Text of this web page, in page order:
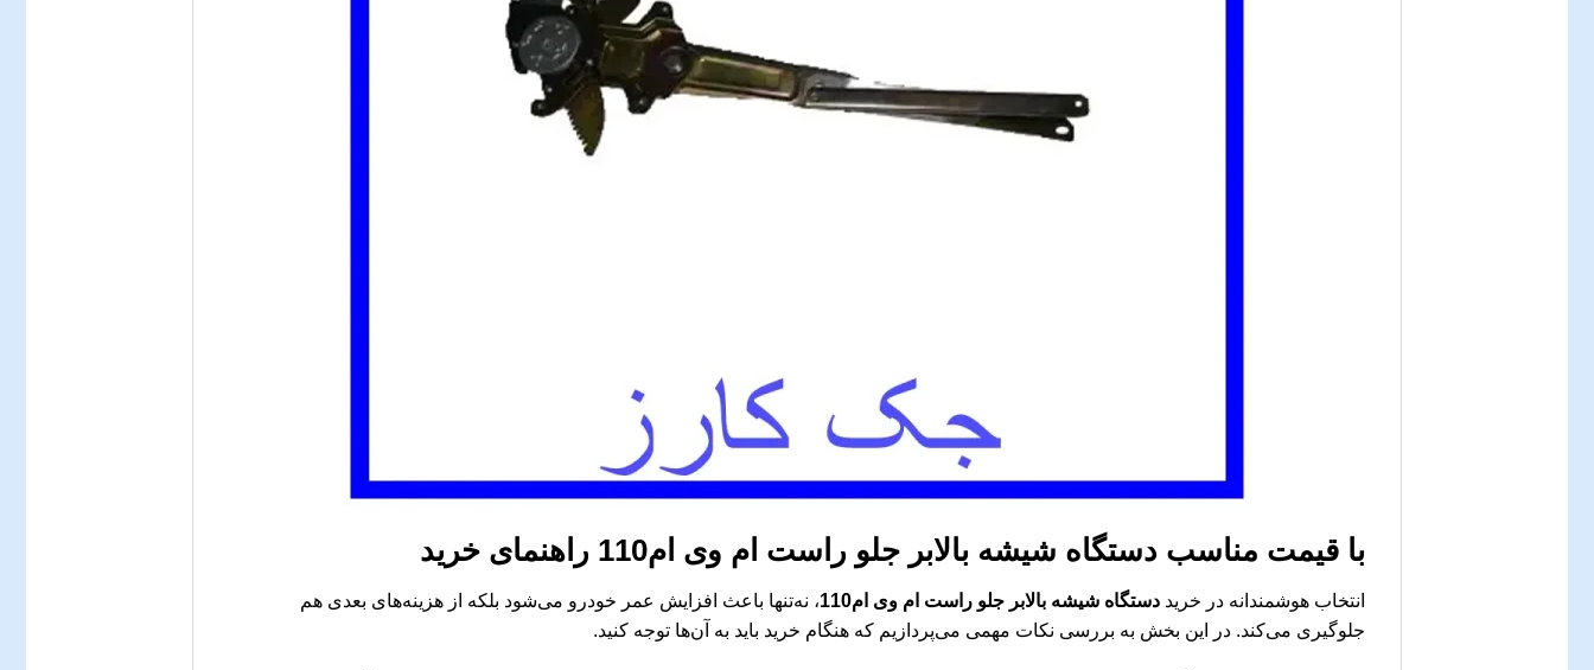
با قیمت مناسب دستگاه شیشه بالابر جلو راست ام وی ام110 راهنمای خرید
انتخاب هوشمندانه در خرید دستگاه شیشه بالابر جلو راست ام وی ام110
، نه‌تنها باعث افزایش عمر خودرو می‌شود بلکه از هزینه‌های بعدی هم
جلوگیری می‌کند. در این بخش به بررسی نکات مهمی می‌پردازیم که هنگام خرید باید به آن‌ها توجه کنید.